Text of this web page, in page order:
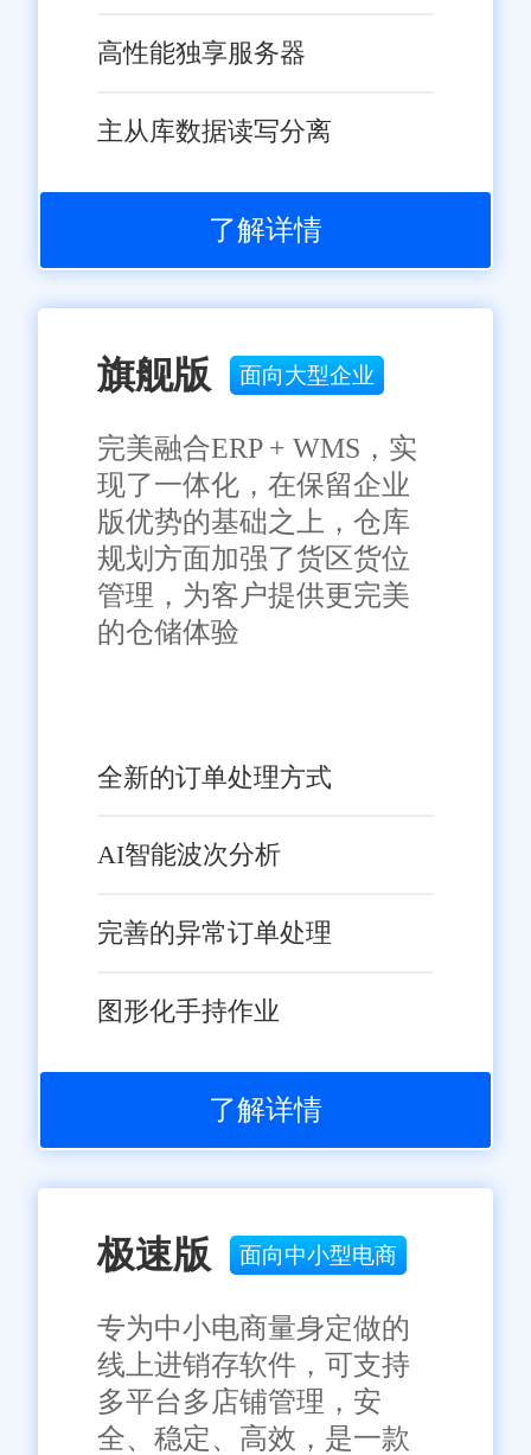
高性能独享服务器
主从库数据读写分离
了解详情
旗舰版 面向大型企业
完美融合ERP + WMS，实
现了一体化，在保留企业
版优势的基础之上，仓库
规划方面加强了货区货位
管理，为客户提供更完美
的仓储体验
全新的订单处理方式
AI智能波次分析
完善的异常订单处理
图形化手持作业
了解详情
极速版 面向中小型电商
专为中小电商量身定做的
线上进销存软件，可支持
多平台多店铺管理，安
全、稳定、高效，是一款